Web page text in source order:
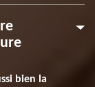
bien la